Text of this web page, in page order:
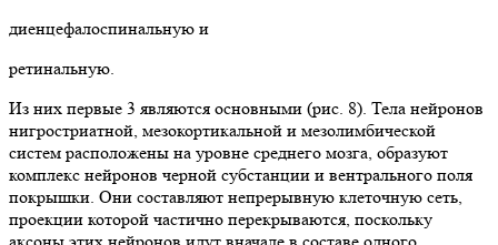
диенцефалоспинальную и
ретинальную.
Из них первые 3 являются основными (рис. 8). Тела нейронов
нигростриатной, мезокортикальной и мезолимбической
систем расположены на уровне среднего мозга, образуют
комплекс нейронов черной субстанции и вентрального поля
покрышки. Они составляют непрерывную клеточную сеть,
проекции которой частично перекрываются, поскольку